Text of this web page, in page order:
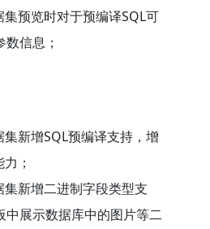
集预览时对于预编译SQL可
信息；
集新增SQL预编译支持，增
；
集新增二进制字段类型支
中展示数据库中的图片等二